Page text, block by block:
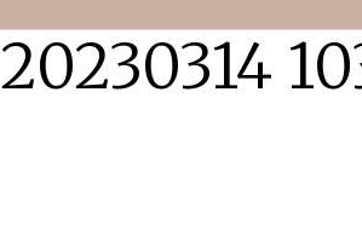
20230314